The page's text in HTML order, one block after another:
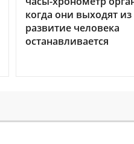
когда они выходят из
развитие человека
останавливается